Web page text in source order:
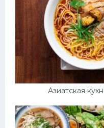
Азиатская